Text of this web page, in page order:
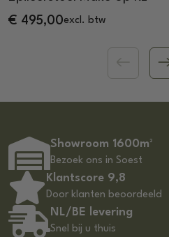
€ 495,00excl. btw
Showroom 1600m²
Bezoek ons in Soest
Klantscore 9,8
Door klanten beoordeeld
NL/BE levering
Snel bij u thuis